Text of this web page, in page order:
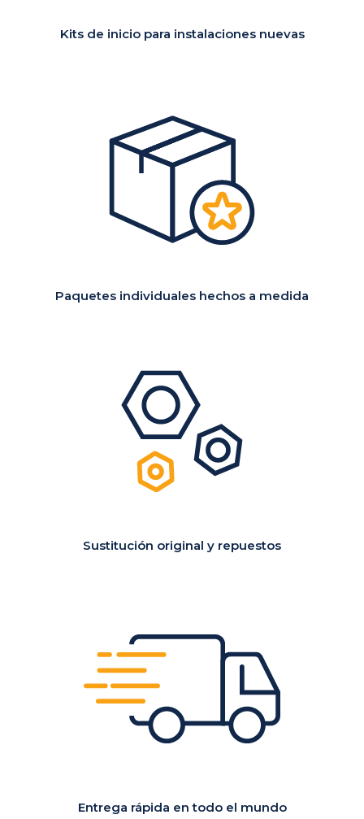
Kits de inicio para instalaciones nuevas
Paquetes individuales hechos a medida
Sustitución original y repuestos
Entrega rápida en todo el mundo